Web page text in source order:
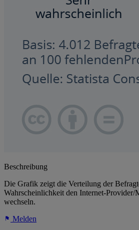
Beschreibung
Die Grafik zeigt die Verteilung der
Wahrscheinlichkeit den Internet-
wechseln.
Melden